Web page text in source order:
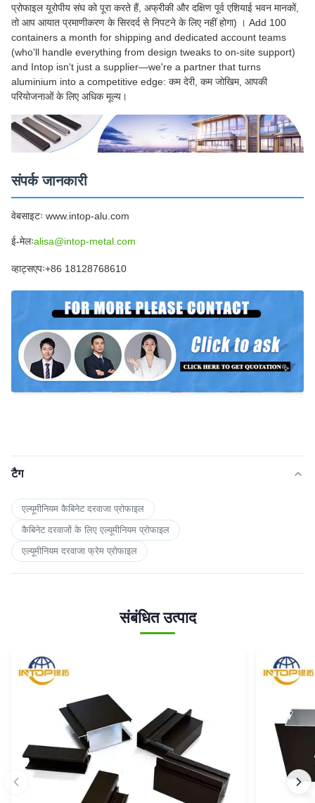
प्रोफाइल यूरोपीय संघ को पूरा करते हैं, अफ्रीकी और दक्षिण पूर्व एशियाई भवन मानकों,
तो आप आयात प्रमाणीकरण के सिरदर्द से निपटने के लिए नहीं होगा) । Add 100
containers a month for shipping and dedicated account teams
(who'll handle everything from design tweaks to on-site support)
and Intop isn't just a supplier—we're a partner that turns
aluminium into a competitive edge: कम देरी, कम जोखिम, आपकी
परियोजनाओं के लिए अधिक मूल्य।
संपर्क जानकारी
वेबसाइटः www.intop-alu.com
ई-मेलःalisa@intop-metal.com
व्हाट्सएपः+86 18128768610
टैग
एल्यूमीनियम कैबिनेट दरवाजा प्रोफाइल
कैबिनेट दरवाजों के लिए एल्यूमीनियम प्रोफाइल
एल्यूमीनियम दरवाजा फ्रेम प्रोफाइल
संबंधित उत्पाद